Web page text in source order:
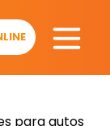
para autos